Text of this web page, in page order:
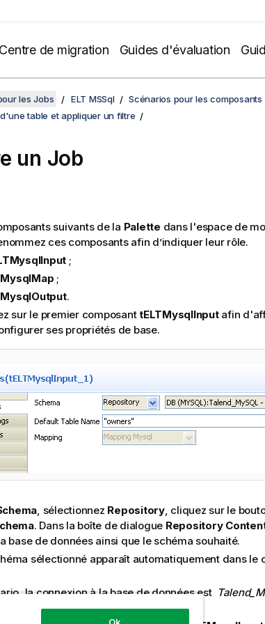
Centre de migration Guides d'évaluation
les Jobs ELT MSSql
Scénarios pour les composants
table et appliquer un filtre
un Job
suivants de la Palette dans l'espace de
ces composants afin d’indiquer leur rôle.
;
;
.
sur le premier composanttELTMysqlInputafin
ses propriétés de base.
, sélectionnez Repository, cliquez sur le
. Dans la boîte de dialogue Repository
base de données ainsi que le schéma souhaité.
sélectionné apparaît automatiquement dans le
la connexion à la base de données est Talend
composant d'entrée estowners.